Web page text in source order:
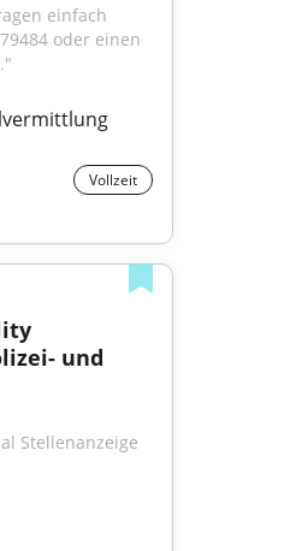
einfach
oder einen
Vollzeit
Bauingenieur*in / Facility
und
Stellenanzeige